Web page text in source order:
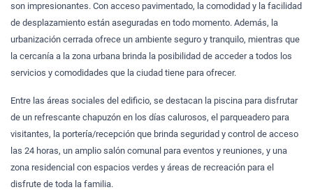
son impresionantes. Con acceso pavimentado, la comodidad y la facilidad
de desplazamiento están aseguradas en todo momento. Además, la
urbanización cerrada ofrece un ambiente seguro y tranquilo, mientras que
la cercanía a la zona urbana brinda la posibilidad de acceder a todos los
servicios y comodidades que la ciudad tiene para ofrecer.
Entre las áreas sociales del edificio, se destacan la piscina para disfrutar
de un refrescante chapuzón en los días calurosos, el parqueadero para
visitantes, la portería/recepción que brinda seguridad y control de acceso
las 24 horas, un amplio salón comunal para eventos y reuniones, y una
zona residencial con espacios verdes y áreas de recreación para el
disfrute de toda la familia.